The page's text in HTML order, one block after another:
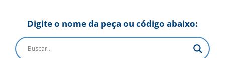
Digite o nome da peça ou código abaixo: